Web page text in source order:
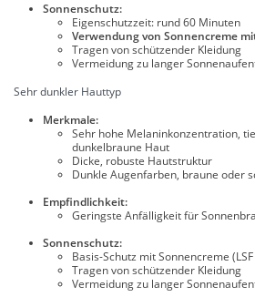
Sonnenschutz:
Eigenschutzzeit: rund 60 Minuten
Verwendung von Sonnencreme
Tragen von schützender Kleidung
Vermeidung zu langer
Sehr dunkler Hauttyp
Merkmale:
Sehr hohe Melaninkonzentration,
dunkelbraune Haut
Dicke, robuste Hautstruktur
Dunkle Augenfarben, braune oder
Empfindlichkeit:
Geringste Anfälligkeit für
Sonnenschutz:
Basis-Schutz mit Sonnencreme
Tragen von schützender Kleidung
Vermeidung zu langer